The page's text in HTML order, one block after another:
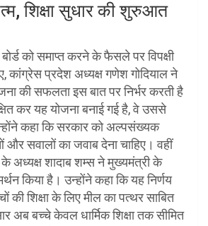
शिक्षा सुधार की शुरुआत
को समाप्त करने के फैसले पर विपक्षी
कांग्रेस प्रदेश अध्यक्ष गणेश गोदियाल ने
की सफलता इस बात पर निर्भर करती है
कर यह योजना बनाई गई है, वे उससे
कहा कि सरकार को अल्पसंख्यक
सवालों का जवाब देना चाहिए। वहीं
के अध्यक्ष शादाब शम्स ने मुख्यमंत्री के
किया है। उन्होंने कहा कि यह निर्णय
की शिक्षा के लिए मील का पत्थर साबित
अब बच्चे केवल धार्मिक शिक्षा तक सीमित